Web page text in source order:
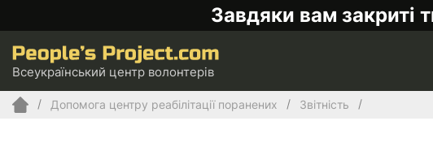
Завдяки вам закриті
Всеукраїнський центр волонтерів
Допомога центру реабілітації поранених Звітність